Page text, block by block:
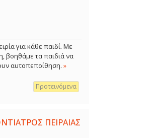
για κάθε παιδί. Με
βοηθάμε τα παιδιά να
αυτοπεποίθηση. »
Προτεινόμενα
ΠΕΙΡΑΙΑΣ